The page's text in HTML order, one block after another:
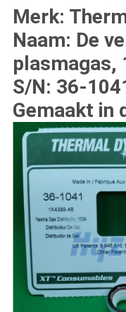
Merk:
Naam: De
plasmagas,
S/N: 36-
Gemaakt in